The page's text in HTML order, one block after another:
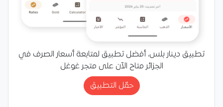
تطبيق دينار بلس، أفضل تطبيق لمتابعة أسعار الصرف في
الجزائر متاح الآن على متجر غوغل
حمّل التطبيق